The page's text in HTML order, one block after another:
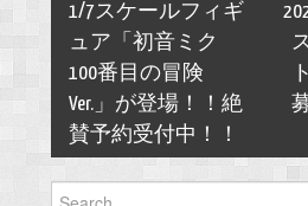
1/7スケールフィギ
ュア「初音ミク
100番目の冒険
Ver.」が登場！！絶
賛予約受付中！！